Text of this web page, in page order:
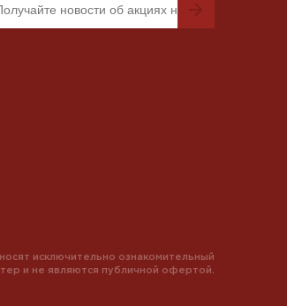
исключительно ознакомительный
и не являются публичной офертой.